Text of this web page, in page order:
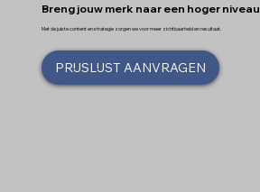
Breng jouw merk naar een hoger niveau
Met de juiste content en strategie zorgen we voor meer zichtbaarheid en resultaat.
PRIJSLIJST AANVRAGEN